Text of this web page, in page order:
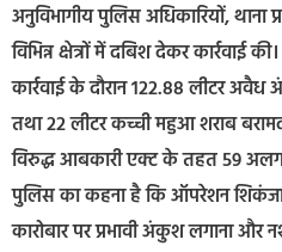
अनुविभागीय पुलिस अधिकारियों, थाना
विभिन्न क्षेत्रों में दबिश देकर कार्रवाई की।
कार्रवाई के दौरान 122.88 लीटर
तथा 22 लीटर कच्ची महुआ शराब
विरुद्ध आबकारी एक्ट के तहत 59
पुलिस का कहना है कि ऑपरेशन
कारोबार पर प्रभावी अंकुश लगाना और